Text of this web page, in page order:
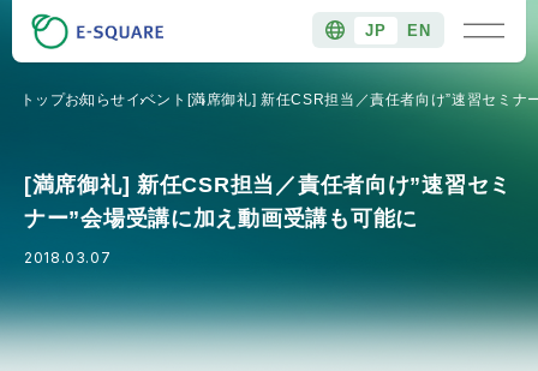
JP EN
トップお知らせイベント [満席御礼] 新任CSR担当／責任者向け”速習セミナ
[満席御礼] 新任CSR担当／責任者向け”速習セミ
ナー”会場受講に加え動画受講も可能に
2018.03.07